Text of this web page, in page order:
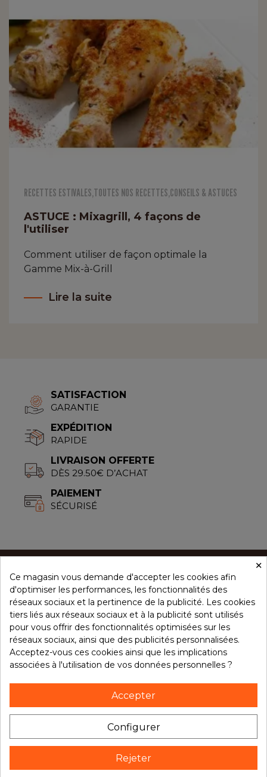
RECETTES ESTIVALES,TOUTES NOS RECETTES,CONSEILS & ASTUCES
ASTUCE : Mixagrill, 4 façons de
l'utiliser
Comment utiliser de façon optimale la
Gamme Mix-à-Grill
Lire la suite
SATISFACTION
GARANTIE
EXPÉDITION
RAPIDE
LIVRAISON OFFERTE
DÈS 29.50€ D’ACHAT
PAIEMENT
SÉCURISÉ
CONCEPT ÉPICES
NOS PRODUITS
VOTRE COMPTE
NOTRE BROCHURE
Suivez notre actualité
×
Ce magasin vous demande d'accepter les cookies afin
d'optimiser les performances, les fonctionnalités des
réseaux sociaux et la pertinence de la publicité. Les cookies
tiers liés aux réseaux sociaux et à la publicité sont utilisés
pour vous offrir des fonctionnalités optimisées sur les
réseaux sociaux, ainsi que des publicités personnalisées.
Acceptez-vous ces cookies ainsi que les implications
associées à l'utilisation de vos données personnelles ?
Accepter
Configurer
Rejeter